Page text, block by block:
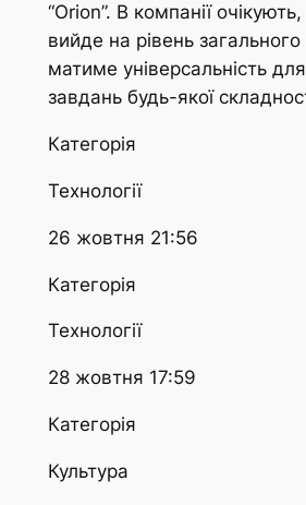
“Оrion”. В компанії
вийде на рівень
матиме універсальність
завдань будь-якої
Категорія
Технології
26 жовтня 21:56
Категорія
Технології
28 жовтня 17:59
Категорія
Культура